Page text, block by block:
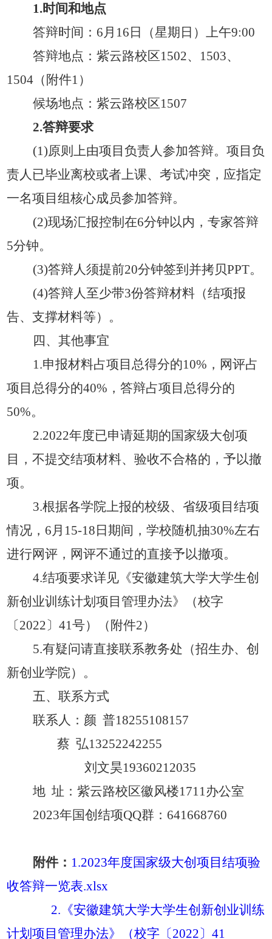
1.时间和地点
答辩时间： 6月 16 日（星期 日 ）上午9:00
答辩地点：紫云路校区1502、1503、
1504（附件1）
候场地点：紫云路校区1507
2.答辩要求
(1)原则上由项目负责人参加答辩。项目负
责人已毕业离校或者上课、考试冲突，应指定
一名项目组核心成员参加答辩。
(2)现场汇报控制在6分钟以内，专家答辩
5分钟。
(3)答辩人须提前20分钟签到并拷贝PPT。
(4)答辩人至少带3份答辩材料（结项报
告、支撑材料等）。
四、其他事宜
1.申报材料占项目总得分的10%，网评占
项目总得分的40%，答辩占项目总得分的
50%。
2.2022年度已申请延期的国家级大创项
目，不提交结项材料、验收不合格的，予以撤
项。
3.根据各学院上报的校级、省级项目结项
情况， 6月15-18日期间，学校随机抽30%左右
进行网评，网评不通过的直接予以撤项。
4.结项要求详见《安徽建筑大学大学生创
新创业训练计划项目管理办法》（校字
〔2022〕41号）（附件2）
5.有疑问请直接联系教务处 （招生办、创
新创业学院） 。
五、联系方式
联系人：颜 普18255108157
蔡 弘13252242255
刘文昊19360212035
地 址：紫云路校区徽风楼1711办公室
2023年国创结项QQ群：641668760
附件： 1.2023年度国家级大创项目结项验
收答辩一览表.xlsx
2.《安徽建筑大学大学生创新创业训练
计划项目管理办法》（校字〔2022〕41